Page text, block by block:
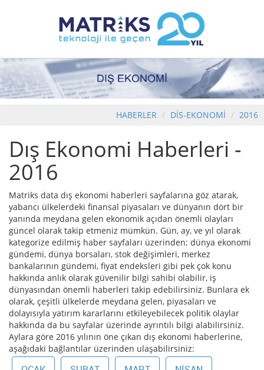
HABERLER DİS-EKONOMİ 2016
Dış Ekonomi Haberleri -
2016
Matriks data dış ekonomi haberleri sayfalarına göz atarak,
yabancı ülkelerdeki finansal piyasaları ve dünyanın dört bir
yanında meydana gelen ekonomik açıdan önemli olayları
güncel olarak takip etmeniz mümkün. Gün, ay, ve yıl olarak
kategorize edilmiş haber sayfaları üzerinden; dünya ekonomi
gündemi, dünya borsaları, stok değişimleri, merkez
bankalarının gündemi, fiyat endeksleri gibi pek çok konu
hakkında anlık olarak güvenilir bilgi sahibi olabilir, iş
dünyasından önemli haberleri takip edebilirsiniz. Bunlara ek
olarak, çeşitli ülkelerde meydana gelen, piyasaları ve
dolayısıyla yatırım kararlarını etkileyebilecek politik olaylar
hakkında da bu sayfalar üzerinde ayrıntılı bilgi alabilirsiniz.
Aylara göre 2016 yılının öne çıkan dış ekonomi haberlerine,
aşağıdaki bağlantılar üzerinden ulaşabilirsiniz: